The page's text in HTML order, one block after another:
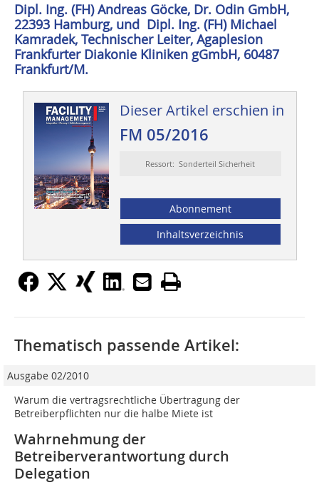
Dipl. Ing. (FH) Andreas Göcke, Dr. Odin GmbH,
22393 Hamburg, und Dipl. Ing. (FH) Michael
Kamradek, Technischer Leiter, Agaplesion
Frankfurter Diakonie Kliniken gGmbH, 60487
Frankfurt/M.
Dieser Artikel erschien in
FM 05/2016
Ressort: Sonderteil Sicherheit
Abonnement
Inhaltsverzeichnis
Thematisch passende Artikel:
Ausgabe 02/2010
Warum die vertragsrechtliche Übertragung der
Betreiberpflichten nur die halbe Miete ist
Wahrnehmung der
Betreiberverantwortung durch
Delegation